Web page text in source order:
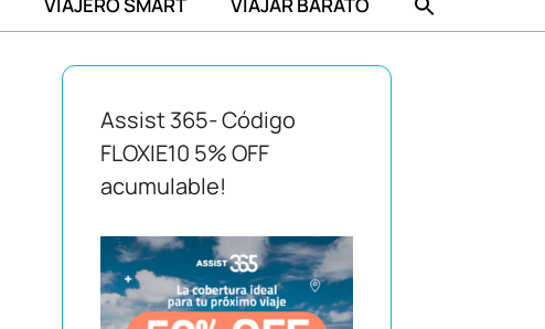
Assist 365- Código
FLOXIE10 5% OFF
acumulable!